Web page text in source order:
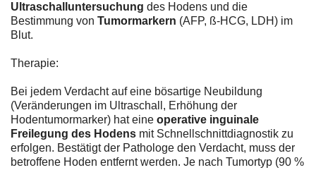
Ultraschalluntersuchung des Hodens und die
Bestimmung von Tumormarkern (AFP, ß-HCG, LDH) im
Blut.
Therapie:
Bei jedem Verdacht auf eine bösartige Neubildung
(Veränderungen im Ultraschall, Erhöhung der
Hodentumormarker) hat eine operative inguinale
Freilegung des Hodens mit Schnellschnittdiagnostik zu
erfolgen. Bestätigt der Pathologe den Verdacht, muss der
betroffene Hoden entfernt werden. Je nach Tumortyp (90 %